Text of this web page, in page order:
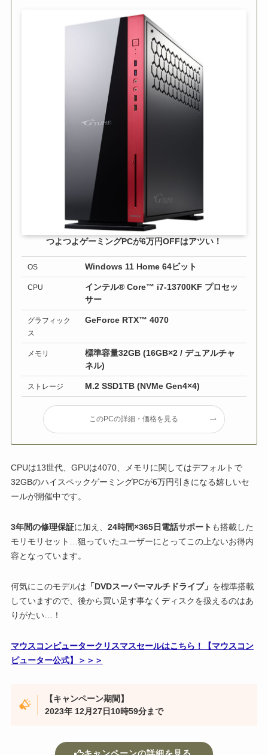
つよつよゲーミングPCが6万円OFFはアツい！
OS Windows 11 Home 64ビット
CPU
インテル® Core™ i7-13700KF プロセッ
サー
グラフィック
ス
GeForce RTX™ 4070
メモリ
標準容量32GB (16GB×2 / デュアルチャ
ネル)
ストレージ M.2 SSD1TB (NVMe Gen4×4)
このPCの詳細・価格を見る
CPUは13世代、GPUは4070、メモリに関してはデフォルトで
32GBのハイスペックゲーミングPCが6万円引きになる嬉しいセ
ールが開催中です。
3年間の修理保証に加え、 24時間×365日電話サポート も搭載した
モリモリセット…狙っていたユーザーにとってこの上ないお得内
容となっています。
何気にこのモデルは 「DVDスーパーマルチドライブ」 を標準搭載
していますので、後から買い足す事なくディスクを扱えるのはあ
りがたい…！
マウスコンピュータークリスマスセールはこちら！【マウスコン
ピューター公式】＞＞＞
【キャンペーン期間】
2023年 12月27日10時59分まで